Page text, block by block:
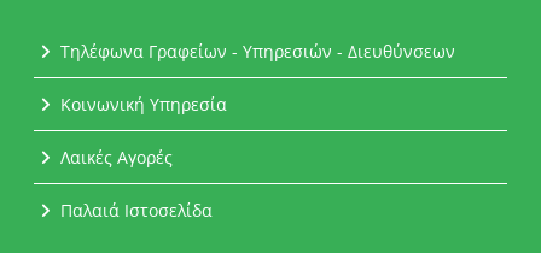
Τηλέφωνα Γραφείων - Υπηρεσιών - Διευθύνσεων
Κοινωνική Υπηρεσία
Λαικές Αγορές
Παλαιά Ιστοσελίδα